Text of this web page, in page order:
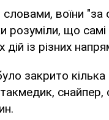
словами, воїни
розуміли, що
дій із різних
закрито
снайпер,